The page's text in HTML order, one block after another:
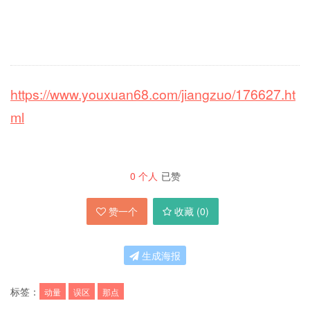
https://www.youxuan68.com/jiangzuo/176627.ht
ml
0 个人 已赞
赞一个 收藏 (0)
生成海报
标签： 动量 误区 那点